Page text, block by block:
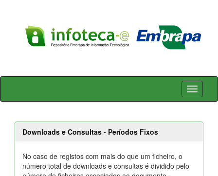
Skip
Downloads e Consultas - Períodos Fixos
No caso de registos com mais do que um ficheiro, o
número total de downloads e consultas é dividido pelo